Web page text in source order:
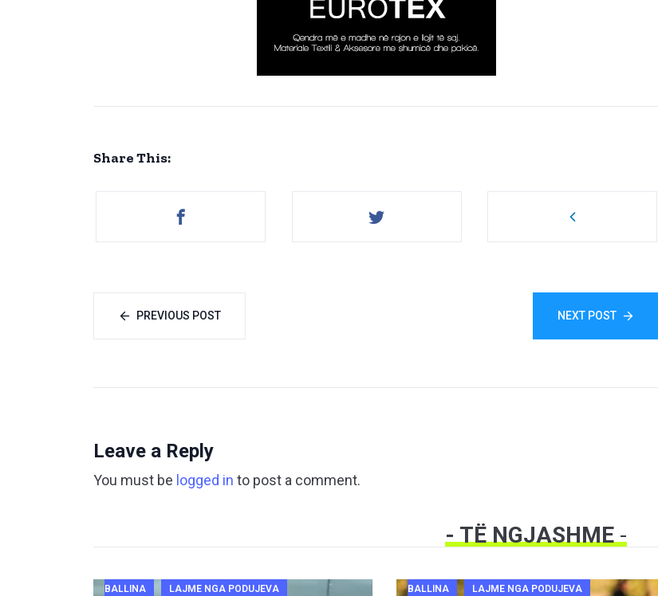
Share This:
PREVIOUS POST NEXT POST
Leave a Reply
You must be logged in to post a comment.
- TË NGJASHME-
BALLINA LAJME NGA PODUJEVA BALLINA LAJME NGA PODUJEVA